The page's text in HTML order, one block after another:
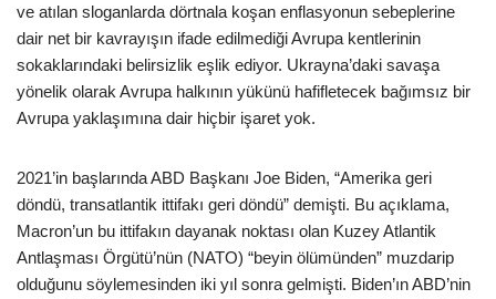
ve atılan sloganlarda dörtnala koşan enflasyonun sebeplerine
dair net bir kavrayışın ifade edilmediği Avrupa kentlerinin
sokaklarındaki belirsizlik eşlik ediyor. Ukrayna’daki savaşa
yönelik olarak Avrupa halkının yükünü hafifletecek bağımsız bir
Avrupa yaklaşımına dair hiçbir işaret yok.
2021’in başlarında ABD Başkanı Joe Biden, “Amerika geri
döndü, transatlantik ittifakı geri döndü” demişti. Bu açıklama,
Macron’un bu ittifakın dayanak noktası olan Kuzey Atlantik
Antlaşması Örgütü’nün (NATO) “beyin ölümünden” muzdarip
olduğunu söylemesinden iki yıl sonra gelmişti. Biden’ın ABD’nin